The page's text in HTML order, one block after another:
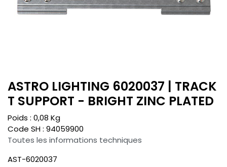
ASTRO LIGHTING 6020037 | TRACK
T SUPPORT - BRIGHT ZINC PLATED
Poids : 0,08 Kg
Code SH : 94059900
Toutes les informations techniques
AST-6020037